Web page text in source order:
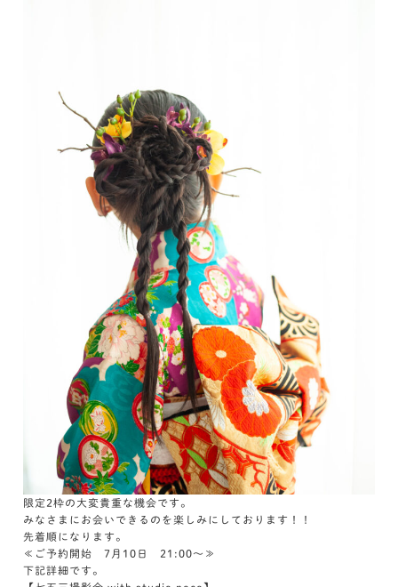
限定2枠の大変貴重な機会です。
みなさまにお会いできるのを楽しみにしております！！
先着順になります。
≪ご予約開始 7月10日 21:00～≫
下記詳細です。